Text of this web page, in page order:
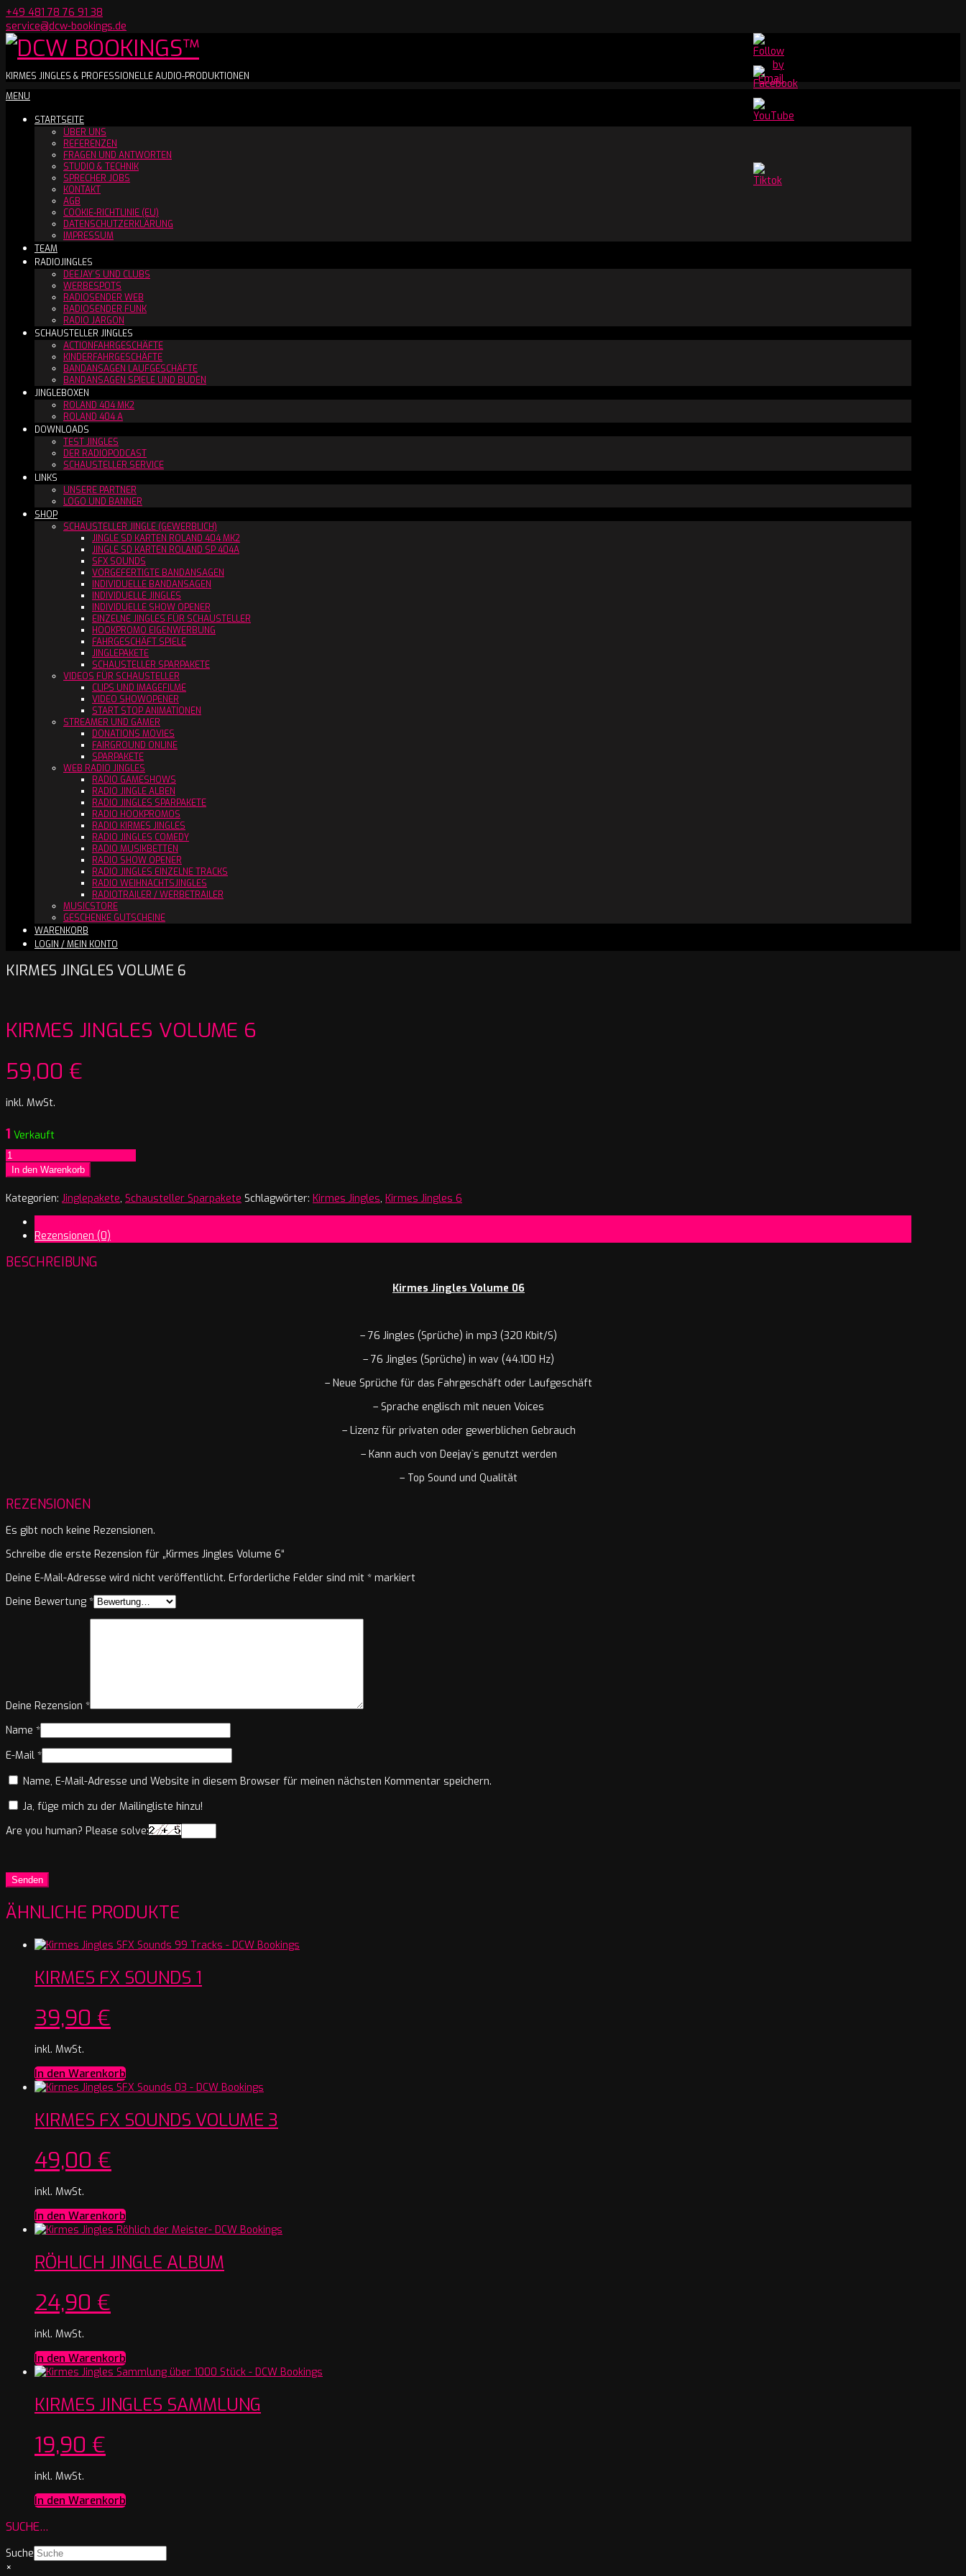
Skip
to
content
+49 481 78 76 91 38
service@dcw-bookings.de
Youtube
Channel
DCW
BOOKINGS™
KIRMES JINGLES & PROFESSIONELLE AUDIO-PRODUKTIONEN
Secondary
Menu
MENU
STARTSEITE
ÜBER UNS
REFERENZEN
FRAGEN UND ANTWORTEN
STUDIO & TECHNIK
SPRECHER JOBS
KONTAKT
AGB
COOKIE-RICHTLINIE (EU)
DATENSCHUTZERKLÄRUNG
IMPRESSUM
TEAM
RADIOJINGLES
DEEJAY´S UND CLUBS
WERBESPOTS
RADIOSENDER WEB
RADIOSENDER FUNK
RADIO JARGON
SCHAUSTELLER JINGLES
ACTIONFAHRGESCHÄFTE
KINDERFAHRGESCHÄFTE
BANDANSAGEN LAUFGESCHÄFTE
BANDANSAGEN SPIELE UND BUDEN
JINGLEBOXEN
ROLAND 404 MK2
ROLAND 404 A
DOWNLOADS
TEST JINGLES
DER RADIOPODCAST
SCHAUSTELLER SERVICE
LINKS
UNSERE PARTNER
LOGO UND BANNER
SHOP
SCHAUSTELLER JINGLE (GEWERBLICH)
JINGLE SD KARTEN ROLAND 404 MK2
JINGLE SD KARTEN ROLAND SP 404A
SFX SOUNDS
VORGEFERTIGTE BANDANSAGEN
INDIVIDUELLE BANDANSAGEN
INDIVIDUELLE JINGLES
INDIVIDUELLE SHOW OPENER
EINZELNE JINGLES FÜR SCHAUSTELLER
HOOKPROMO EIGENWERBUNG
FAHRGESCHÄFT SPIELE
JINGLEPAKETE
SCHAUSTELLER SPARPAKETE
VIDEOS FÜR SCHAUSTELLER
CLIPS UND IMAGEFILME
VIDEO SHOWOPENER
START STOP ANIMATIONEN
STREAMER UND GAMER
DONATIONS MOVIES
FAIRGROUND ONLINE
SPARPAKETE
WEB RADIO JINGLES
RADIO GAMESHOWS
RADIO JINGLE ALBEN
RADIO JINGLES SPARPAKETE
RADIO HOOKPROMOS
RADIO KIRMES JINGLES
RADIO JINGLES COMEDY
RADIO MUSIKBETTEN
RADIO SHOW OPENER
RADIO JINGLES EINZELNE TRACKS
RADIO WEIHNACHTSJINGLES
RADIOTRAILER / WERBETRAILER
MUSICSTORE
GESCHENKE GUTSCHEINE
WARENKORB
LOGIN / MEIN KONTO
KIRMES JINGLES VOLUME 6
KIRMES JINGLES VOLUME 6
59,00 €
inkl. MwSt.
1 Verkauft
Kirmes
Jingles
Volume
6
In den Warenkorb
Kategorien: Jinglepakete, Schausteller Sparpakete Schlagwörter: Kirmes Jingles, Kirmes Jingles 6
Rezensionen (0)
BESCHREIBUNG
Kirmes Jingles Volume 06
– 76 Jingles (Sprüche) in mp3 (320 Kbit/S)
– 76 Jingles (Sprüche) in wav (44.100 Hz)
– Neue Sprüche für das Fahrgeschäft oder Laufgeschäft
– Sprache englisch mit neuen Voices
– Lizenz für privaten oder gewerblichen Gebrauch
– Kann auch von Deejay`s genutzt werden
– Top Sound und Qualität
REZENSIONEN
Es gibt noch keine Rezensionen.
Schreibe die erste Rezension für „Kirmes Jingles Volume 6“
Deine E-Mail-Adresse wird nicht veröffentlicht. Erforderliche Felder sind mit * markiert
Deine Bewertung *
Deine Rezension *
Name *
E-Mail *
Name, E-Mail-Adresse und Website in diesem Browser für meinen nächsten Kommentar speichern.
Ja, füge mich zu der Mailingliste hinzu!
Are you human? Please solve:
ÄHNLICHE PRODUKTE
KIRMES FX SOUNDS 1
39,90 €
inkl. MwSt.
In den Warenkorb
KIRMES FX SOUNDS VOLUME 3
49,00 €
inkl. MwSt.
In den Warenkorb
RÖHLICH JINGLE ALBUM
24,90 €
inkl. MwSt.
In den Warenkorb
KIRMES JINGLES SAMMLUNG
19,90 €
inkl. MwSt.
In den Warenkorb
SUCHE…
Suche
×